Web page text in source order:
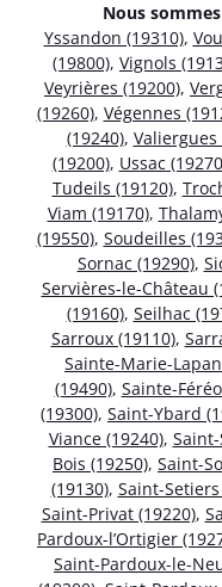
Nous
Yssandon (19310),
(19800), Vignols
Veyrières (19200),
(19260), Végennes
(19240), Valiergues
(19200), Ussac
Tudeils (19120),
Viam (19170),
(19550), Soudeilles
Sornac (19290),
Servières-le-Château
(19160), Seilhac
Sarroux (19110),
Sainte-Marie-
(19490), Sainte-
(19300), Saint-Ybard
Viance (19240),
Bois (19250), Saint-
(19130), Saint-Setiers
Saint-Privat (19220),
Pardoux-l’Ortigier
Saint-Pardoux-le-